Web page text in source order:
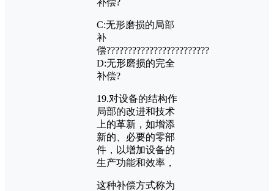
C:无形磨损的局部
补
偿????????????????????????
D:无形磨损的完全
补偿?
19.对设备的结构作
局部的改进和技术
上的革新，如增添
新的、必要的零部
件，以增加设备的
生产功能和效率，
这种补偿方式称为